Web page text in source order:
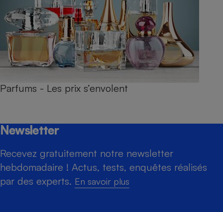
Parfums - Les prix s’envolent
Newsletter
Recevez gratuitement notre newsletter
hebdomadaire ! Actus, tests, enquêtes réalisés
par des experts. En savoir plus